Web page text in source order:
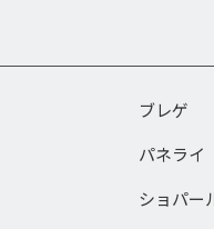
ブレゲ
パネライ
ショパー